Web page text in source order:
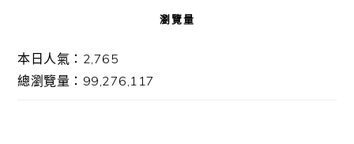
瀏覽量
本日人氣：2,765
總瀏覽量：99,276,117